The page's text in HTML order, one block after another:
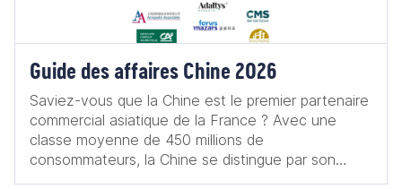
chaînes de valeur régionales et mondiales.
Guide des affaires Chine 2026
Saviez-vous que la Chine est le premier partenaire
commercial asiatique de la France ? Avec une
classe moyenne de 450 millions de
consommateurs, la Chine se distingue par son
innovation, se positionnant ainsi comme un acteur